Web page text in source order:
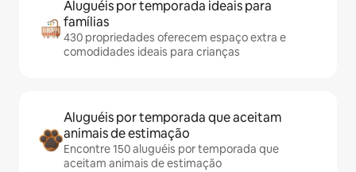
Aluguéis por temporada ideais para
famílias
430 propriedades oferecem espaço extra e
comodidades ideais para crianças
Aluguéis por temporada que aceitam
animais de estimação
Encontre 150 aluguéis por temporada que
aceitam animais de estimação